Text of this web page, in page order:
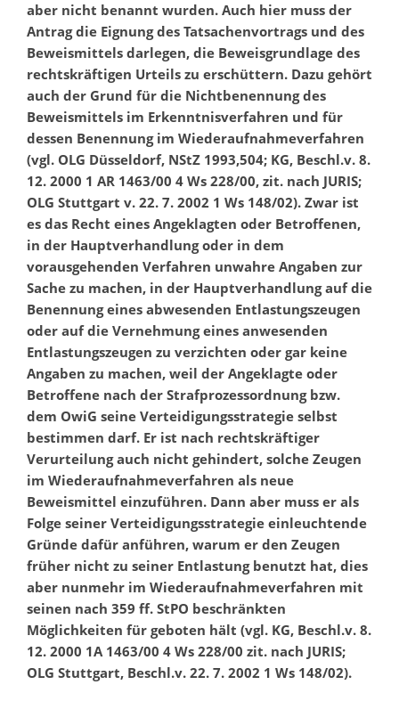
aber nicht benannt wurden. Auch hier muss der
Antrag die Eignung des Tatsachenvortrags und des
Beweismittels darlegen, die Beweisgrundlage des
rechtskräftigen Urteils zu erschüttern. Dazu gehört
auch der Grund für die Nichtbenennung des
Beweismittels im Erkenntnisverfahren und für
dessen Benennung im Wiederaufnahmeverfahren
(vgl. OLG Düsseldorf, NStZ 1993,504; KG, Beschl.v. 8.
12. 2000 1 AR 1463/00 4 Ws 228/00, zit. nach JURIS;
OLG Stuttgart v. 22. 7. 2002 1 Ws 148/02). Zwar ist
es das Recht eines Angeklagten oder Betroffenen,
in der Hauptverhandlung oder in dem
vorausgehenden Verfahren unwahre Angaben zur
Sache zu machen, in der Hauptverhandlung auf die
Benennung eines abwesenden Entlastungszeugen
oder auf die Vernehmung eines anwesenden
Entlastungszeugen zu verzichten oder gar keine
Angaben zu machen, weil der Angeklagte oder
Betroffene nach der Strafprozessordnung bzw.
dem OwiG seine Verteidigungsstrategie selbst
bestimmen darf. Er ist nach rechtskräftiger
Verurteilung auch nicht gehindert, solche Zeugen
im Wiederaufnahmeverfahren als neue
Beweismittel einzuführen. Dann aber muss er als
Folge seiner Verteidigungsstrategie einleuchtende
Gründe dafür anführen, warum er den Zeugen
früher nicht zu seiner Entlastung benutzt hat, dies
aber nunmehr im Wiederaufnahmeverfahren mit
seinen nach 359 ff. StPO beschränkten
Möglichkeiten für geboten hält (vgl. KG, Beschl.v. 8.
12. 2000 1A 1463/00 4 Ws 228/00 zit. nach JURIS;
OLG Stuttgart, Beschl.v. 22. 7. 2002 1 Ws 148/02).